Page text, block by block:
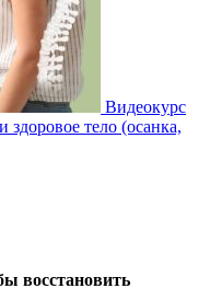
Видеокурс
здоровое тело (осанка,
восстановить